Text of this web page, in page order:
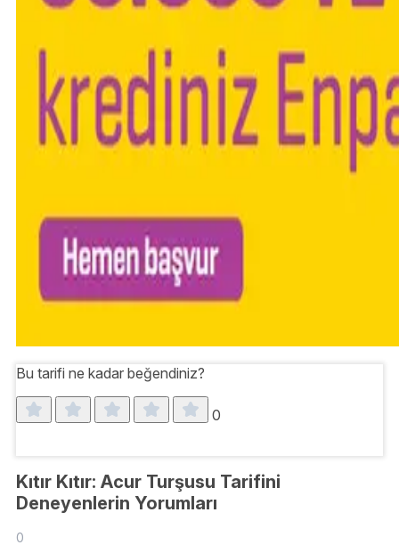
Bu tarifi ne kadar beğendiniz?
0
Kıtır Kıtır: Acur Turşusu Tarifini
Deneyenlerin Yorumları
0